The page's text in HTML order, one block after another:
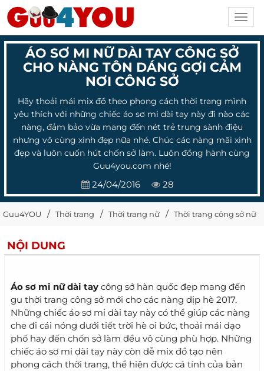
ÁO SƠ MI NỮ DÀI TAY CÔNG SỞ
CHO NÀNG TÔN DÁNG GỢI CẢM
NƠI CÔNG SỞ
Hãy thoải mái mix đồ theo phong cách thời trang mình
yêu thích với những chiếc áo sơ mi dài tay này đi nào các
nàng, đảm bảo vừa mang đến nét trẻ trung sành điệu
nhưng vô cùng xinh đẹp nữa nhé. Chúc các nàng mãi xinh
đẹp và luôn cuốn hút chốn sở làm. Luôn đồng hành cùng
Guu4you.com nhé!
24/04/2016 28
Guu4YOU Thời trang Thời trang nữ Thời trang công sở nữ
NỘI DUNG
Áo sơ mi nữ dài tay công sở hàn quốc đẹp mang đến
gu thời trang công sở mới cho các nàng dịp hè 2017.
Những chiếc áo sơ mi dài tay này có thể giúp các nàng
che đi cái nóng dưới tiết trời hè oi bức, thoải mái dạo
phố hay đến chốn sở làm đều vô cùng phù hợp. Những
chiếc áo sơ mi dài tay này còn dễ mix đồ tạo nên
phong cách thời trang, thể hiện được cá tính của bản